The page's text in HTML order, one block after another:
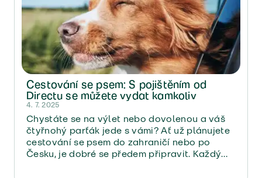
Cestování se psem: S pojištěním od
Directu se můžete vydat kamkoliv
4. 7. 2025
Chystáte se na výlet nebo dovolenou a váš
čtyřnohý parťák jede s vámi? Ať už plánujete
cestování se psem do zahraničí nebo po
Česku, je dobré se předem připravit. Každý